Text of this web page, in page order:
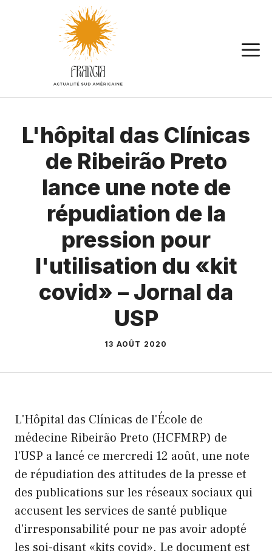
L'hôpital das Clínicas
de Ribeirão Preto
lance une note de
répudiation de la
pression pour
l'utilisation du «kit
covid» – Jornal da
USP
13 AOÛT 2020
L'Hôpital das Clínicas de l'École de
médecine Ribeirão Preto (HCFMRP) de
l'USP a lancé ce mercredi 12 août, une note
de répudiation des attitudes de la presse et
des publications sur les réseaux sociaux qui
accusent les services de santé publique
d'irresponsabilité pour ne pas avoir adopté
les soi-disant «kits covid». Le document est